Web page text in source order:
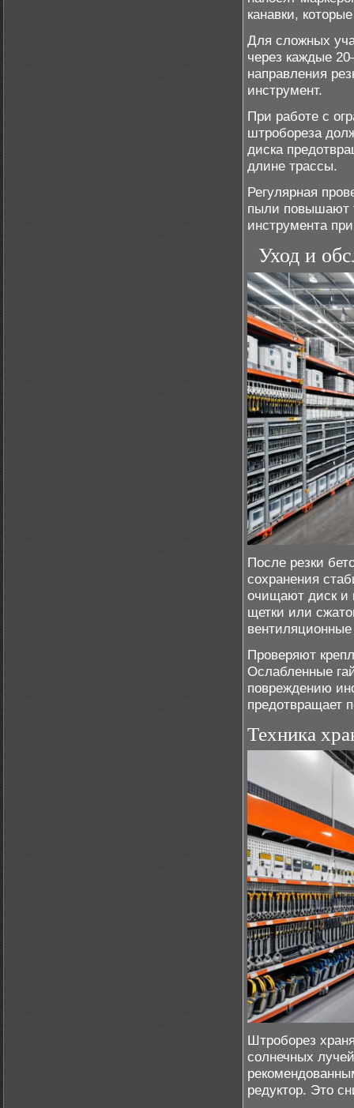
канавки,
Для сложных
через каждые
направления
инструмент.
При работе с
штробореза
диска
длине трассы.
Регулярная
пыли повышают
инструмента
Уход и
После резки
сохранения
очищают диск и
щетки или
Проверяют
Ослабленные
повреждению
предотвращает
Техника
Штроборез
солнечных
редуктор. Это